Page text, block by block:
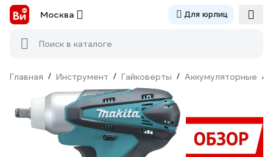
Москва Для юрлиц
Поиск в каталоге
Главная / Инструмент / Гайковерты / Аккумуляторные /